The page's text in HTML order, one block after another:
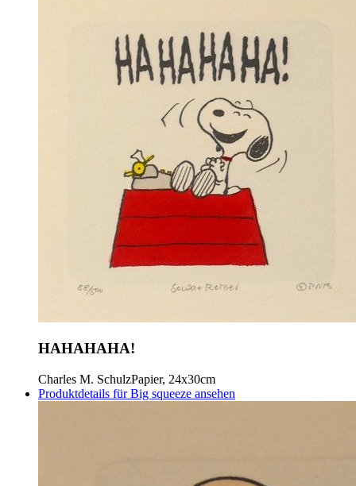
HAHAHAHA!
Charles M. SchulzPapier, 24x30cm
Produktdetails für Big squeeze ansehen